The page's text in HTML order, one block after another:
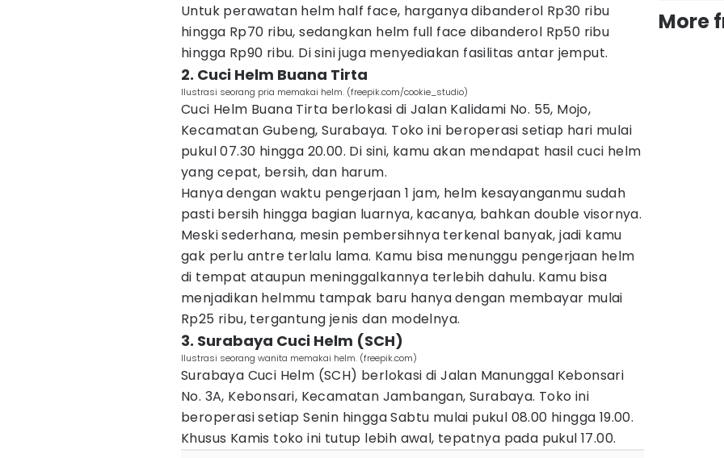
Untuk perawatan helm half face, harganya dibanderol Rp30 ribu
hingga Rp70 ribu, sedangkan helm full face dibanderol Rp50 ribu
hingga Rp90 ribu. Di sini juga menyediakan fasilitas antar jemput.
2. Cuci Helm Buana Tirta
Ilustrasi seorang pria memakai helm. (freepik.com/cookie_studio)
Cuci Helm Buana Tirta berlokasi di Jalan Kalidami No. 55, Mojo,
Kecamatan Gubeng, Surabaya. Toko ini beroperasi setiap hari mulai
pukul 07.30 hingga 20.00. Di sini, kamu akan mendapat hasil cuci helm
yang cepat, bersih, dan harum.
Hanya dengan waktu pengerjaan 1 jam, helm kesayanganmu sudah
pasti bersih hingga bagian luarnya, kacanya, bahkan double visornya.
Meski sederhana, mesin pembersihnya terkenal banyak, jadi kamu
gak perlu antre terlalu lama. Kamu bisa menunggu pengerjaan helm
di tempat ataupun meninggalkannya terlebih dahulu. Kamu bisa
menjadikan helmmu tampak baru hanya dengan membayar mulai
Rp25 ribu, tergantung jenis dan modelnya.
3. Surabaya Cuci Helm (SCH)
Ilustrasi seorang wanita memakai helm. (freepik.com)
Surabaya Cuci Helm (SCH) berlokasi di Jalan Manunggal Kebonsari
No. 3A, Kebonsari, Kecamatan Jambangan, Surabaya. Toko ini
beroperasi setiap Senin hingga Sabtu mulai pukul 08.00 hingga 19.00.
Khusus Kamis toko ini tutup lebih awal, tepatnya pada pukul 17.00.
More